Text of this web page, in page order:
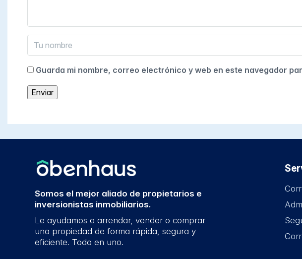
Guarda mi nombre, correo electrónico y web en este navegador
Somos el mejor aliado de propietarios e
inversionistas inmobiliarios.
Le ayudamos a arrendar, vender o comprar
una propiedad de forma rápida, segura y
eficiente. Todo en uno.